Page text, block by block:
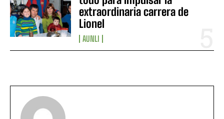
extraordinaria carrera de
Lionel
AUNLI